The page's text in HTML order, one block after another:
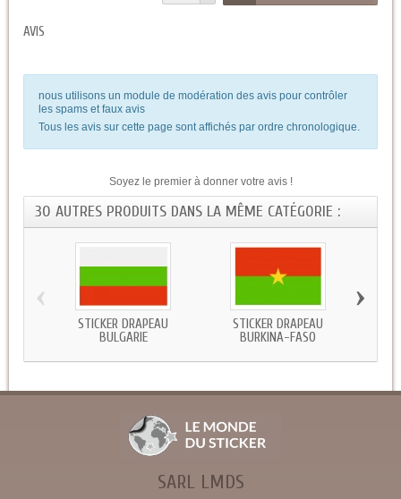
AVIS
nous utilisons un module de modération des avis pour contrôler
les spams et faux avis
Tous les avis sur cette page sont affichés par ordre chronologique.
Soyez le premier à donner votre avis !
30 AUTRES PRODUITS DANS LA MÊME CATÉGORIE :
STICKER DRAPEAU
BULGARIE
STICKER DRAPEAU
BURKINA-FASO
‹ ›
SARL LMDS